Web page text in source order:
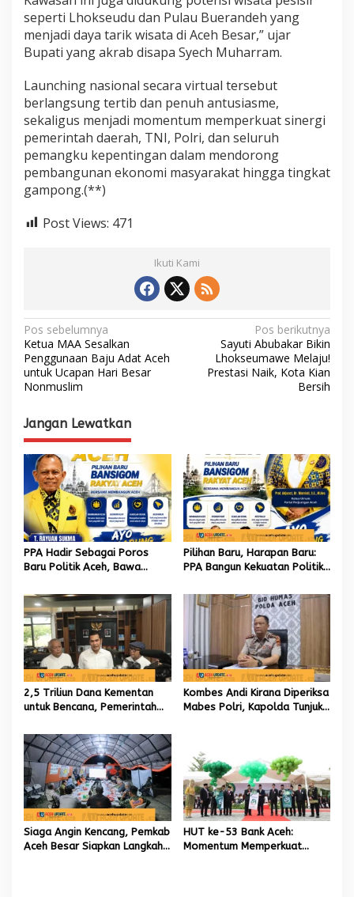
seperti Lhokseudu dan Pulau Buerandeh yang
menjadi daya tarik wisata di Aceh Besar,” ujar
Bupati yang akrab disapa Syech Muharram.
Launching nasional secara virtual tersebut
berlangsung tertib dan penuh antusiasme,
sekaligus menjadi momentum memperkuat sinergi
pemerintah daerah, TNI, Polri, dan seluruh
pemangku kepentingan dalam mendorong
pembangunan ekonomi masyarakat hingga tingkat
gampong.(**)
Post Views: 471
Ikuti Kami
N
a
v
g
a
s
i
p
o
s
Pos sebelumnya
Ketua MAA Sesalkan
Penggunaan Baju Adat Aceh
untuk Ucapan Hari Besar
Nonmuslim
Pos berikutnya
Sayuti Abubakar Bikin
Lhokseumawe Melaju!
Prestasi Naik, Kota Kian
Bersih
Jangan Lewatkan
PPA Hadir Sebagai Poros
Baru Politik Aceh, Bawa
Internasional untuk Kemajuan
Daerah
Pilihan Baru, Harapan Baru:
PPA Bangun Kekuatan Politik
2,5 Triliun Dana Kementan
untuk Bencana, Pemerintah
Kombes Andi Kirana Diperiksa
Mabes Polri, Kapolda Tunjuk
Aceh
Siaga Angin Kencang, Pemkab
Aceh Besar Siapkan Langkah
HUT ke-53 Bank Aceh:
Momentum Memperkuat